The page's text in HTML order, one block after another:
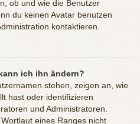
ob und wie die Benutzer
du keinen Avatar benutzen
kontaktieren.
ich ihn ändern?
stehen, zeigen an, wie
hast oder identifizieren
und Administratoren.
eines Ranges nicht